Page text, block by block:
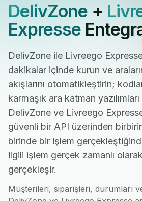
DelivZone+
Expresse
DelivZone ile Livreego Expresse
dakikalar içinde kurun ve
akışlarını otomatikleştirin;
karmaşık ara katman
DelivZone ve Livreego
güvenli bir API üzerinden
birinde bir işlem
ilgili işlem gerçek zamanlı
gerçekleşir.
Müşterileri, siparişleri, durumları